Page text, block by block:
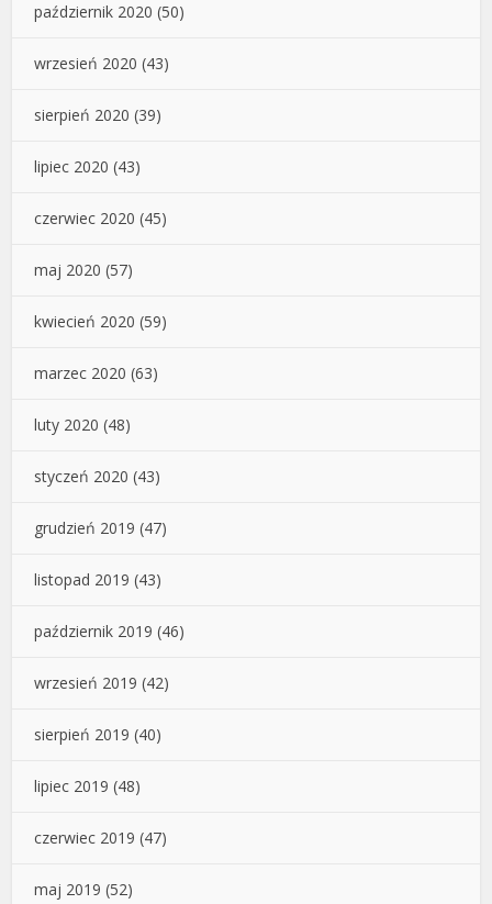
październik 2020 (50)
wrzesień 2020 (43)
sierpień 2020 (39)
lipiec 2020 (43)
czerwiec 2020 (45)
maj 2020 (57)
kwiecień 2020 (59)
marzec 2020 (63)
luty 2020 (48)
styczeń 2020 (43)
grudzień 2019 (47)
listopad 2019 (43)
październik 2019 (46)
wrzesień 2019 (42)
sierpień 2019 (40)
lipiec 2019 (48)
czerwiec 2019 (47)
maj 2019 (52)